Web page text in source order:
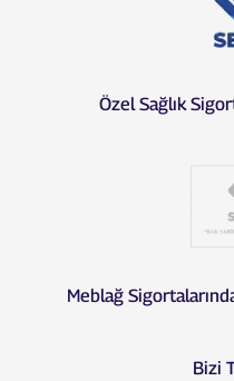
Özel Sağlık
Meblağ
Bizi